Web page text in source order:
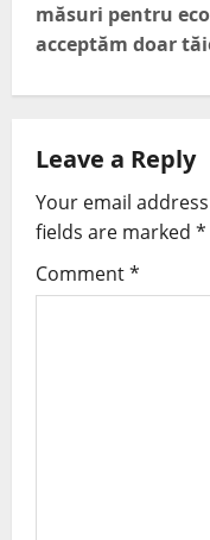
măsuri pentru
acceptăm doar
Leave a Reply
Your email
fields are marked *
Comment*